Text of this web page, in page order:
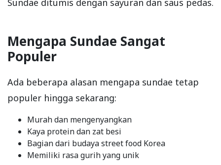
Sundae ditumis dengan sayuran dan saus pedas.
Mengapa Sundae Sangat
Populer
Ada beberapa alasan mengapa sundae tetap
populer hingga sekarang:
Murah dan mengenyangkan
Kaya protein dan zat besi
Bagian dari budaya street food Korea
Memiliki rasa gurih yang unik